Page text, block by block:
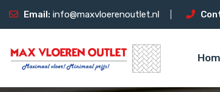
Email: info@maxvloerenoutlet.nl